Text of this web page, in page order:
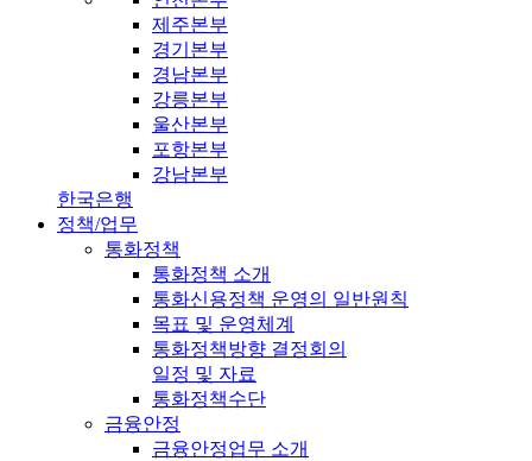
제주본부
경기본부
경남본부
강릉본부
울산본부
포항본부
강남본부
한국은행
정책/업무
통화정책
통화정책 소개
통화신용정책 운영의 일반원칙
목표 및 운영체계
통화정책방향 결정회의
일정 및 자료
통화정책수단
금융안정
금융안정업무 소개